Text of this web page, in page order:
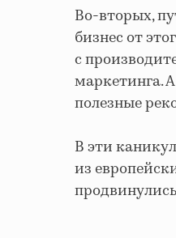
Во-вторых,
бизнес от
с
маркетинга.
полезные
В эти
из